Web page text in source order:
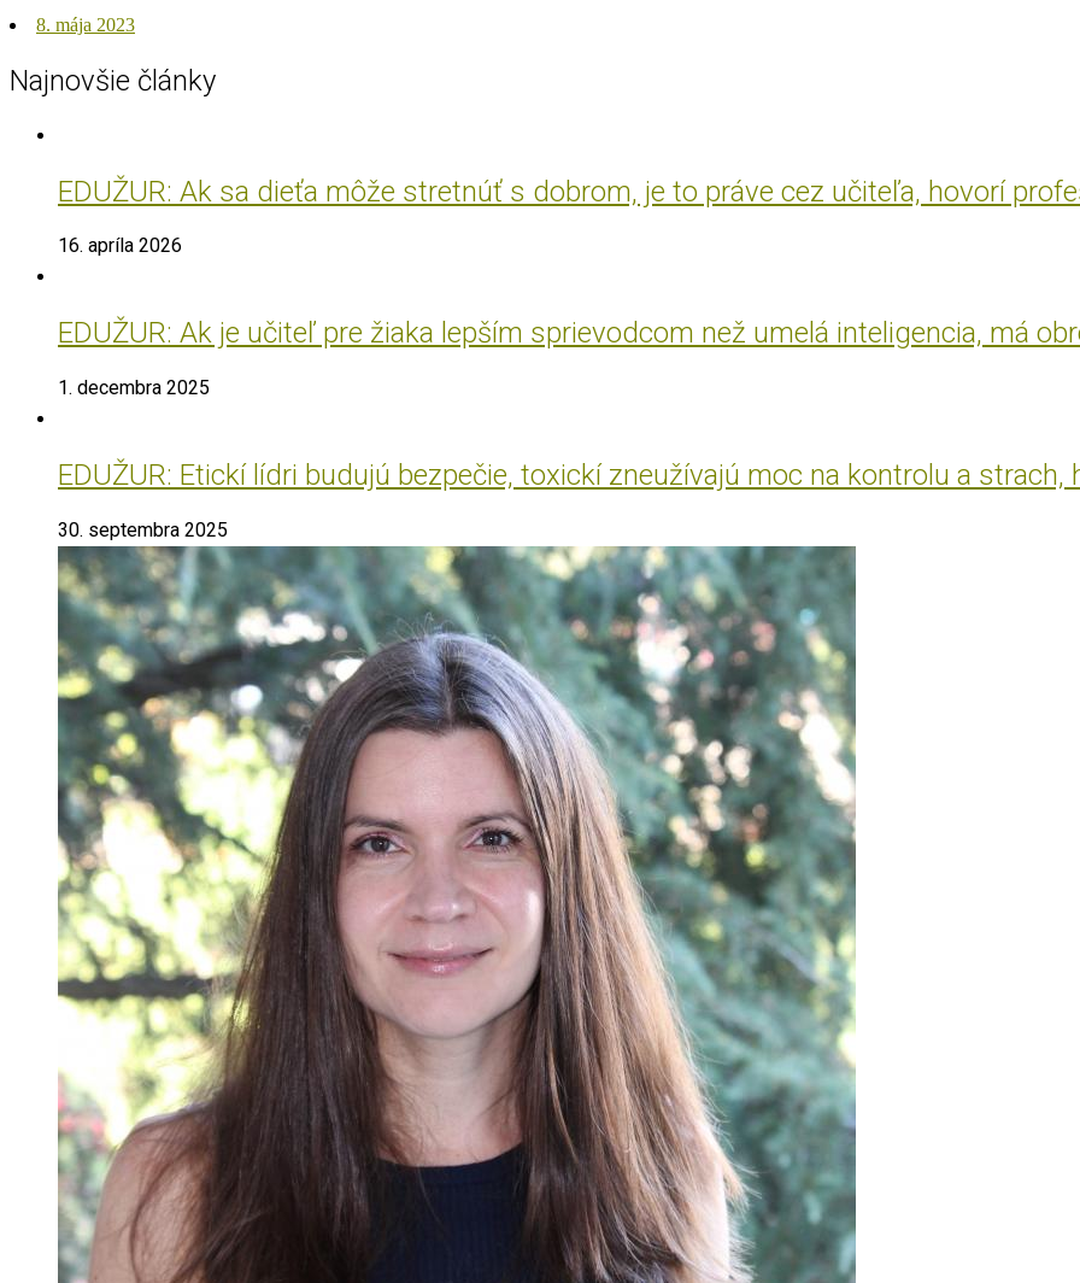
Posted
8. mája 2023
Najnovšie články
EDUŽUR: Ak sa dieťa môže stretnúť s dobrom, je to práve cez učiteľa, hovorí
16. apríla 2026
EDUŽUR: Ak je učiteľ pre žiaka lepším sprievodcom než umelá inteligencia, má
1. decembra 2025
EDUŽUR: Etickí lídri budujú bezpečie, toxickí zneužívajú moc na kontrolu a strach,
30. septembra 2025